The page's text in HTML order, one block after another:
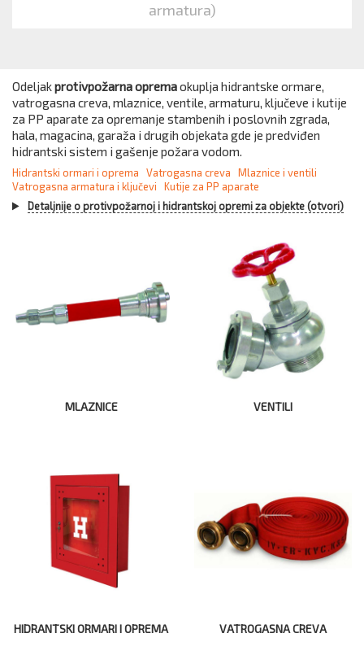
armatura)
Odeljakprotivpožarna opremaokuplja hidrantske ormare,
vatrogasna creva, mlaznice, ventile, armaturu, ključeve i kutije
za PP aparate za opremanje stambenih i poslovnih zgrada,
hala, magacina, garaža i drugih objekata gde je predviđen
hidrantski sistem i gašenje požara vodom.
Hidrantski ormari i oprema Vatrogasna creva
Mlaznice i ventili
Vatrogasna armatura i ključevi
Kutije za PP aparate
Detaljnije o protivpožarnoj i hidrantskoj opremi za objekte (otvori)
MLAZNICE VENTILI
HIDRANTSKI ORMARI I OPREMA VATROGASNA CREVA